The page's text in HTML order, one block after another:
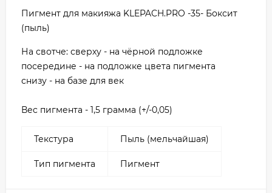
Пигмент для макияжа KLEPACH.PRO -35- Боксит
(пыль)
На свотче: сверху - на чёрной подложке
посередине - на подложке цвета пигмента
снизу - на базе для век
Вес пигмента - 1,5 грамма (+/-0,05)
Текстура Пыль (мельчайшая)
Тип пигмента Пигмент